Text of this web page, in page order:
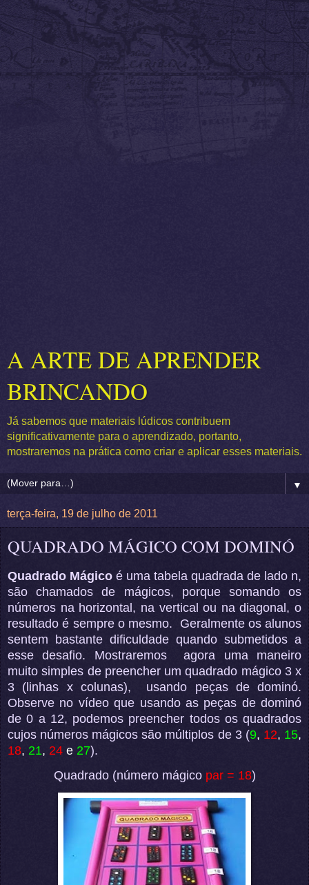
A ARTE DE APRENDER
BRINCANDO
Já sabemos que materiais lúdicos contribuem
significativamente para o aprendizado, portanto,
mostraremos na prática como criar e aplicar esses materiais.
▼
terça-feira, 19 de julho de 2011
QUADRADO MÁGICO COM DOMINÓ
Quadrado Mágico é uma tabela quadrada de lado n,
são chamados de mágicos, porque somando os
números na horizontal, na vertical ou na diagonal, o
resultado é sempre o mesmo.
Geralmente os alunos
sentem bastante dificuldade quando submetidos a
esse desafio. Mostraremos
agora uma maneiro
muito simples de preencher um quadrado mágico 3 x
3 (linhas x colunas),
usando peças de dominó.
Observe no vídeo que usando as peças de dominó
de 0 a 12, podemos preencher todos os quadrados
cujos números mágicos são múltiplos de 3 (9, 12, 15,
18, 21, 24 e 27).
Quadrado (número mágicopar = 18)